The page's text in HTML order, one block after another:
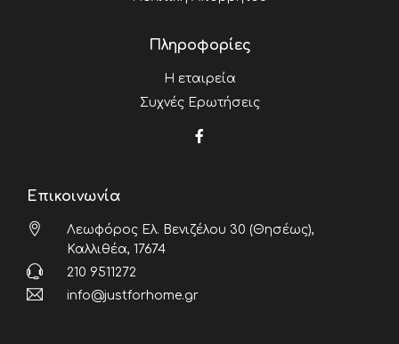
Πληροφορίες
Η εταιρεία
Συχνές Ερωτήσεις
Επικοινωνία
Λεωφόρος Ελ. Βενιζέλου 30 (Θησέως),
Καλλιθέα, 17674
210 9511272
info@justforhome.gr